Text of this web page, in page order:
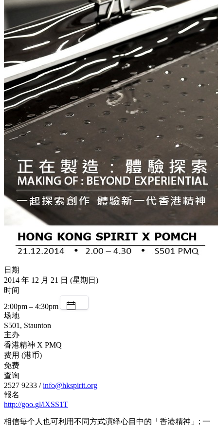
日期
2014 年 12 月 21 日 (星期日)
时间
2:00pm – 4:30pm
场地
S501, Staunton
主办
香港精神 X PMQ
费用 (港币)
免费
查询
2527 9233 /info@hkspirit.org
報名
http://goo.gl/lXSS1T
相信每个人也可利用不同方式演绎心目中的「香港精神」; 一